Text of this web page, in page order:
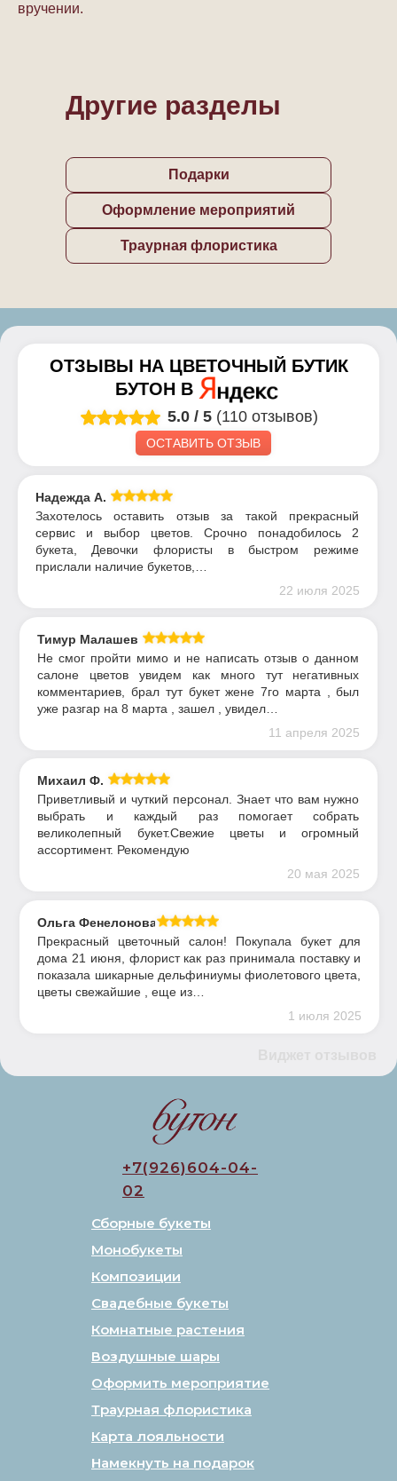
вручении.
Другие разделы
Подарки
Оформление мероприятий
Траурная флористика
ОТЗЫВЫ НА ЦВЕТОЧНЫЙ БУТИК
БУТОН В
5.0/ 5 (110 отзывов)
ОСТАВИТЬ ОТЗЫВ
Надежда А.
Захотелось оставить отзыв за такой прекрасный
сервис и выбор цветов. Срочно понадобилось 2
букета, Девочки флористы в быстром режиме
прислали наличие букетов,…
22 июля 2025
Тимур Малашев
Не смог пройти мимо и не написать отзыв о данном
салоне цветов увидем как много тут негативных
комментариев, брал тут букет жене 7го марта , был
уже разгар на 8 марта , зашел , увидел…
11 апреля 2025
Михаил Ф.
Приветливый и чуткий персонал. Знает что вам нужно
выбрать и каждый раз помогает собрать
великолепный букет.Свежие цветы и огромный
ассортимент. Рекомендую
20 мая 2025
Ольга Фенелонова
Прекрасный цветочный салон! Покупала букет для
дома 21 июня, флорист как раз принимала поставку и
показала шикарные дельфиниумы фиолетового цвета,
цветы свежайшие , еще из…
1 июля 2025
Свадебные букеты
Композиции
Монобукеты
Сборные букеты
Комнатные растения
Воздушные шары
Траурная флористика
Оформить мероприятие
Намекнуть на подарок
Карта лояльности
+7(926)604-04-
02